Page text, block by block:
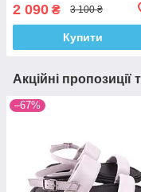
2 090 ₴ 3 100 ₴
Купити
Акційні пропозиції
–67%